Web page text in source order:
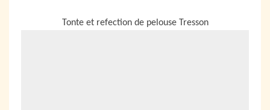
Tonte et refection de pelouse Tresson